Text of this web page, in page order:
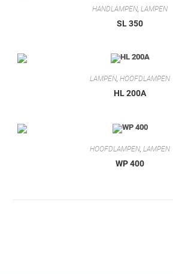
HANDLAMPEN,LAMPEN
SL 350
LAMPEN,HOOFDLAMPEN
HL 200A
HOOFDLAMPEN,LAMPEN
WP 400